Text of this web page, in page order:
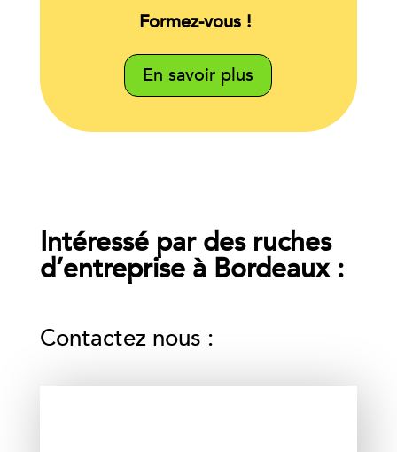
Formez-vous !
En savoir plus
Intéressé par des ruches
d’entreprise à Bordeaux :
Contactez nous :